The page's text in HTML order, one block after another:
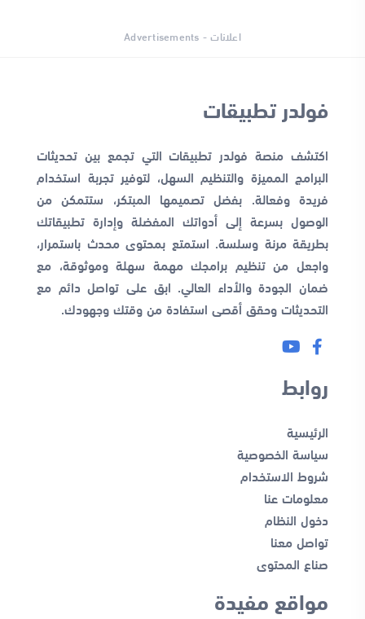
اعلانات - Advertisements
فولدر تطبيقات
اكتشف منصة فولدر تطبيقات التي تجمع بين تحديثات
البرامج المميزة والتنظيم السهل، لتوفير تجربة استخدام
فريدة وفعالة. بفضل تصميمها المبتكر، ستتمكن من
الوصول بسرعة إلى أدواتك المفضلة وإدارة تطبيقاتك
بطريقة مرنة وسلسة. استمتع بمحتوى محدث باستمرار،
واجعل من تنظيم برامجك مهمة سهلة وموثوقة، مع
ضمان الجودة والأداء العالي. ابق على تواصل دائم مع
التحديثات وحقق أقصى استفادة من وقتك وجهودك.
روابط
الرئيسية
سياسة الخصوصية
شروط الاستخدام
معلومات عنا
دخول النظام
تواصل معنا
صناع المحتوى
مواقع مفيدة